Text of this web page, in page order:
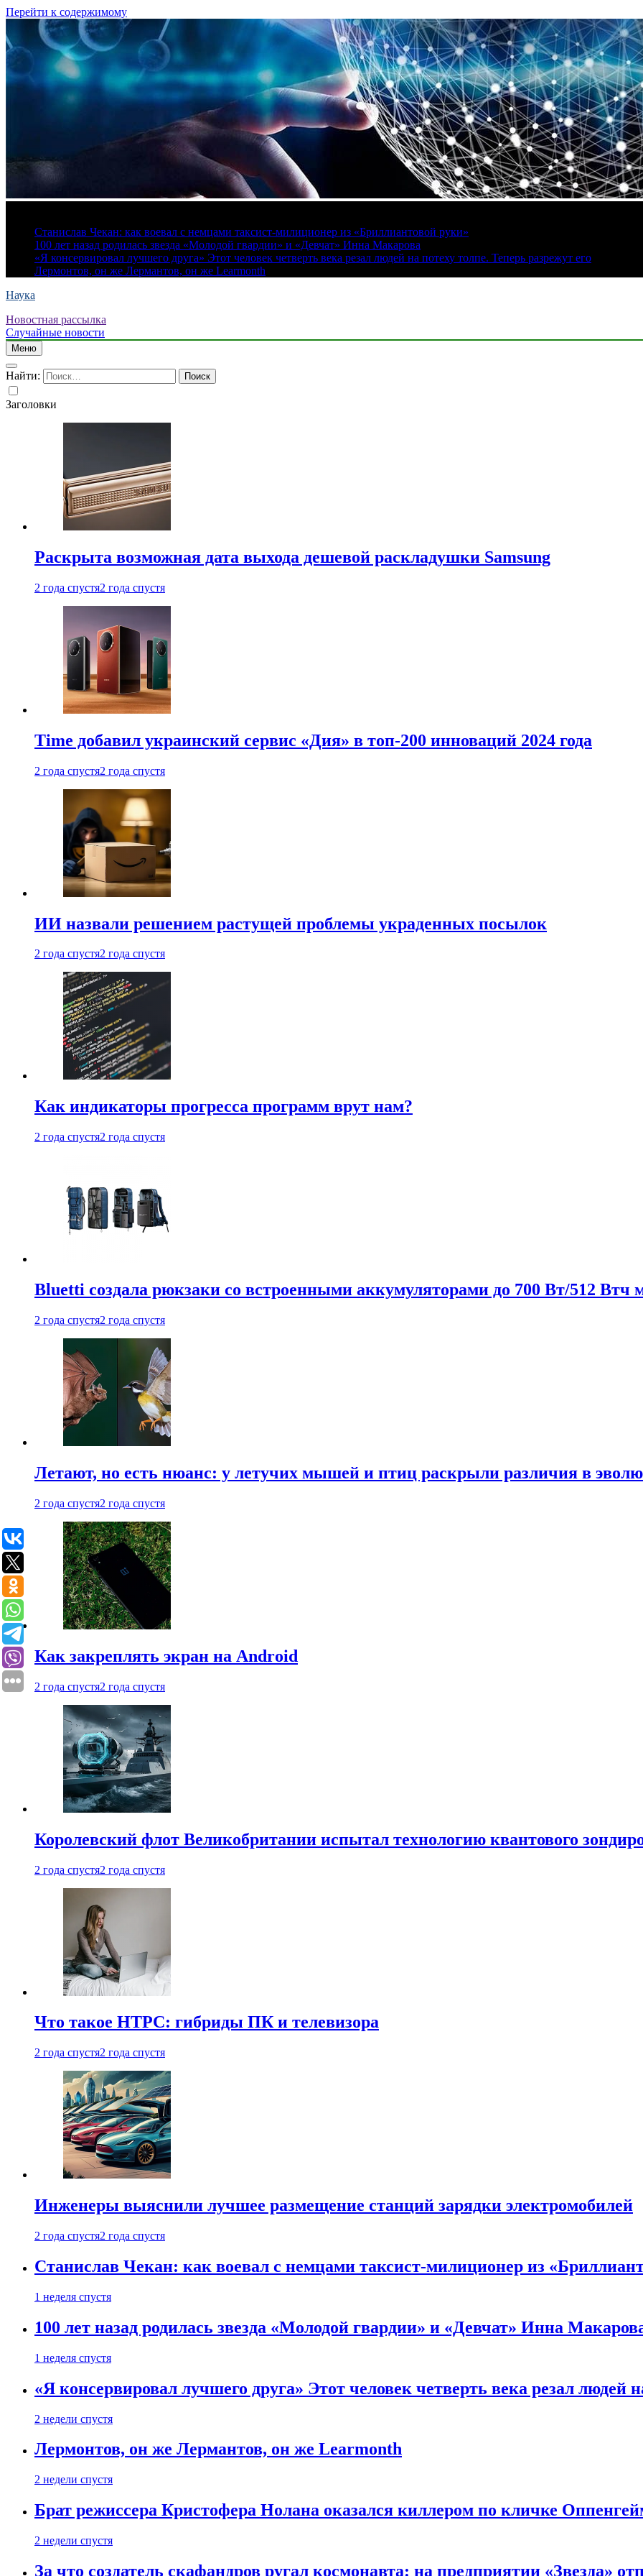
Перейти к содержимому
Станислав Чекан: как воевал с немцами таксист-милиционер из «Бриллиантовой руки»
100 лет назад родилась звезда «Молодой гвардии» и «Девчат» Инна Макарова
«Я консервировал лучшего друга» Этот человек четверть века резал людей на потеху толпе. Теперь разрежут его
Лермонтов, он же Лермантов, он же Learmonth
Наука
Новостная рассылка
Случайные новости
Меню
Найти:
Заголовки
Раскрыта возможная дата выхода дешевой раскладушки Samsung
2 года спустя2 года спустя
Time добавил украинский сервис «Дия» в топ-200 инноваций 2024 года
2 года спустя2 года спустя
ИИ назвали решением растущей проблемы украденных посылок
2 года спустя2 года спустя
Как индикаторы прогресса программ врут нам?
2 года спустя2 года спустя
Bluetti создала рюкзаки со встроенными аккумуляторами до 700 Вт/512 Втч
2 года спустя2 года спустя
Летают, но есть нюанс: у летучих мышей и птиц раскрыли различия в
2 года спустя2 года спустя
Как закреплять экран на Android
2 года спустя2 года спустя
Королевский флот Великобритании испытал технологию квантового
2 года спустя2 года спустя
Что такое HTPC: гибриды ПК и телевизора
2 года спустя2 года спустя
Инженеры выяснили лучшее размещение станций зарядки электромобилей
2 года спустя2 года спустя
Станислав Чекан: как воевал с немцами таксист-милиционер из
1 неделя спустя
100 лет назад родилась звезда «Молодой гвардии» и «Девчат» Инна
1 неделя спустя
«Я консервировал лучшего друга» Этот человек четверть века резал людей
2 недели спустя
Лермонтов, он же Лермантов, он же Learmonth
2 недели спустя
Брат режиссера Кристофера Нолана оказался киллером по кличке
2 недели спустя
За что создатель скафандров ругал космонавта: на предприятии «Звезда»